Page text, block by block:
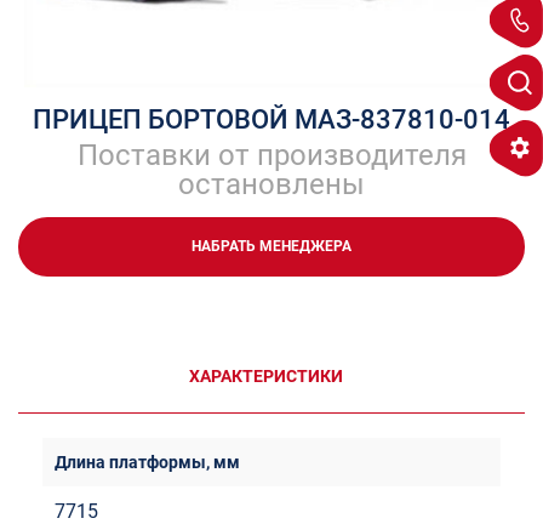
ПРИЦЕП БОРТОВОЙ МАЗ-837810-014
Поставки от производителя
остановлены
НАБРАТЬ МЕНЕДЖЕРА
ХАРАКТЕРИСТИКИ
7715